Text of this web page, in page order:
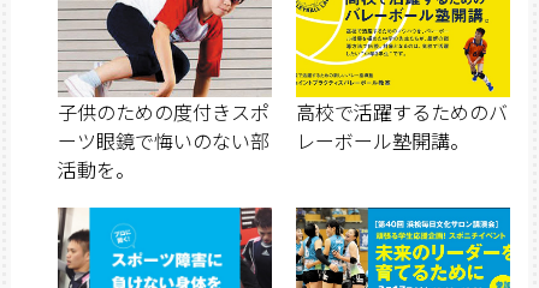
子供のための度付きスポ
ーツ眼鏡で悔いのない部
活動を。
高校で活躍するためのバ
レーボール塾開講。